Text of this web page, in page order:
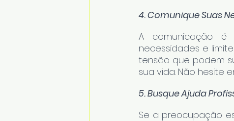
4. Comunique Suas
A comunicação é
necessidades e
tensão que podem
sua vida. Não hesite
5. Busque Ajuda
Se a preocupação